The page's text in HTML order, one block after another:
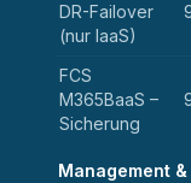
DR-Failover
(nur IaaS)
FCS
M365BaaS –
Sicherung
Management